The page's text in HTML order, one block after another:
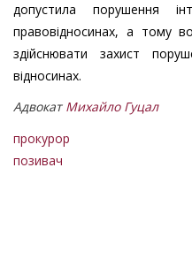
допустила порушення
правовідносинах, а тому
здійснювати захист
відносинах.
Адвокат Михайло Гуцал
прокурор
позивач